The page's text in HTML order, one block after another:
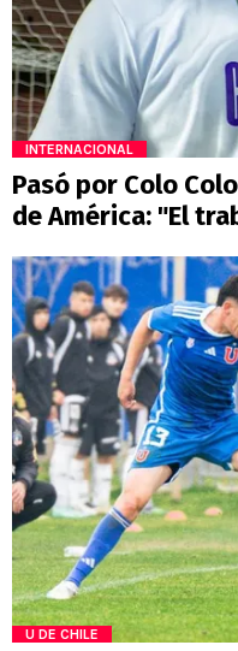
INTERNACIONAL
Pasó por Colo
de América: "El
U DE CHILE